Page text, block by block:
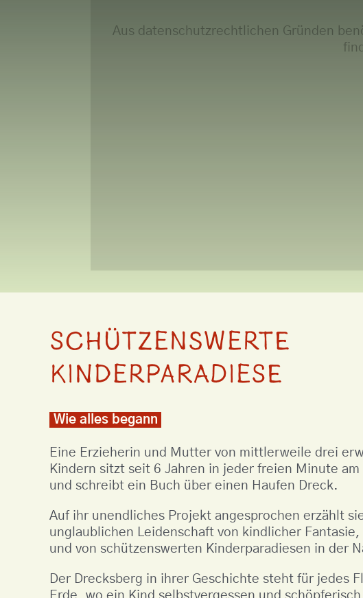
Aus datenschutzrechtlichen Gründen
Schützenswerte
Kinderparadiese
Wie alles begann
Eine Erzieherin und Mutter von mittlerweile drei
Kindern sitzt seit 6 Jahren in jeder freien Minute am
und schreibt ein Buch über einen Haufen Dreck.
Auf ihr unendliches Projekt angesprochen erzählt
unglaublichen Leidenschaft von kindlicher
und von schützenswerten Kinderparadiesen in der
Der Drecksberg in ihrer Geschichte steht für jedes